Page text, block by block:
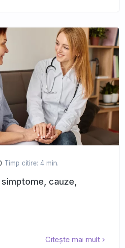
Timp citire: 4 min.
cauze,
Citește mai mult